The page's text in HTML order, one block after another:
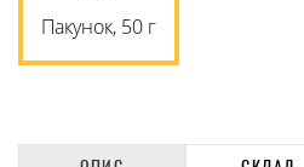
Пакунок, 50 г